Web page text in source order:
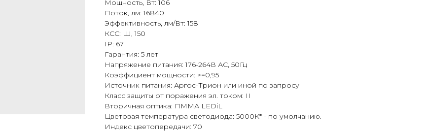
Мощность, Вт: 106
Поток, лм: 16840
Эффективность, лм/Вт: 158
КСС: Ш, 150
IP: 67
Гарантия: 5 лет
Напряжение питания: 176-264В АС, 50Гц
Коэффициент мощности: >=0,95
Источник питания: Аргос-Трион или иной по запросу
Класс защиты от поражения эл. током: II
Вторичная оптика: ПММА LEDiL
Цветовая температура светодиода: 5000К* - по умолчанию.
Индекс цветопередачи: 70